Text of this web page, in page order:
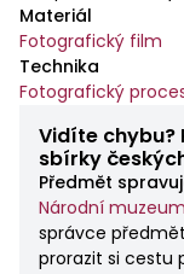
Materiál
Fotografický film
Technika
Fotografický
Vidíte chybu?
sbírky
Předmět
Národní muzeum
správce
prorazit si cestu